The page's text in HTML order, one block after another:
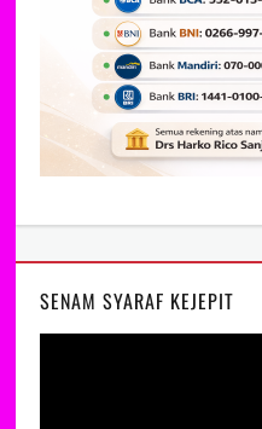
SENAM SYARAF KEJEPIT